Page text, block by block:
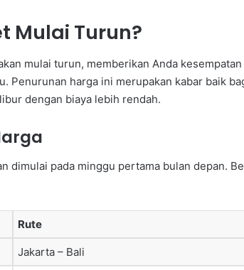
Mulai Turun?
mulai turun, memberikan Anda
Penurunan harga ini merupakan kabar baik
dengan biaya lebih rendah.
dimulai pada minggu pertama bulan depan.
Rute
Jakarta – Bali